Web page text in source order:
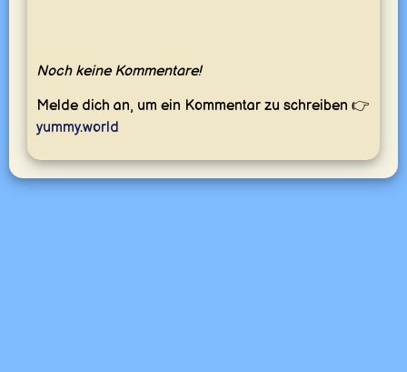
Noch keine Kommentare!
Melde dich an, um ein Kommentar zu schreiben 👉
yummy.world